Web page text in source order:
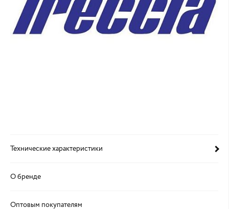
Технические характеристики
О бренде
Оптовым покупателям